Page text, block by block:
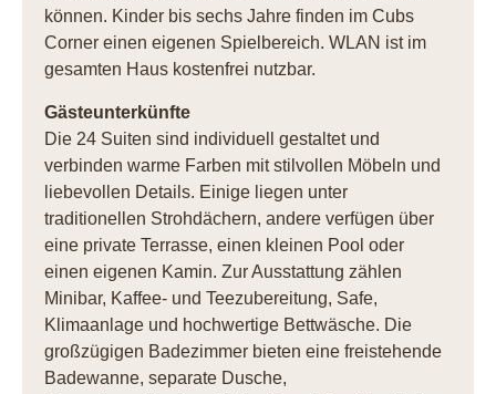
können. Kinder bis sechs Jahre finden im Cubs
Corner einen eigenen Spielbereich. WLAN ist im
gesamten Haus kostenfrei nutzbar.
Gästeunterkünfte
Die 24 Suiten sind individuell gestaltet und
verbinden warme Farben mit stilvollen Möbeln und
liebevollen Details. Einige liegen unter
traditionellen Strohdächern, andere verfügen über
eine private Terrasse, einen kleinen Pool oder
einen eigenen Kamin. Zur Ausstattung zählen
Minibar, Kaffee- und Teezubereitung, Safe,
Klimaanlage und hochwertige Bettwäsche. Die
großzügigen Badezimmer bieten eine freistehende
Badewanne, separate Dusche,